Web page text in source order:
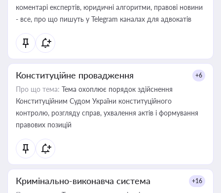
коментарі експертів, юридичні алгоритми, правові новини
- все, про що пишуть у Telegram каналах для адвокатів
Конституційне провадження +6
Про що тема: Тема охоплює порядок здійснення
Конституційним Судом України конституційного
контролю, розгляду справ, ухвалення актів і формування
правових позицій
Кримінально-виконавча система +16